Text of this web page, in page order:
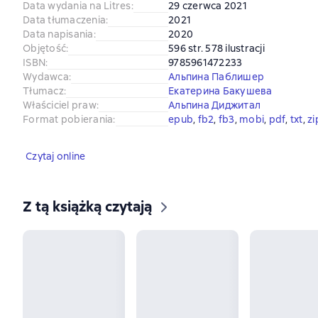
Data wydania na Litres:
29 czerwca 2021
Data tłumaczenia:
2021
Data napisania:
2020
Objętość:
596 str. 578 ilustracji
ISBN:
9785961472233
Wydawca:
Альпина Паблишер
Tłumacz:
Екатерина Бакушева
Właściciel praw:
Альпина Диджитал
Format pobierania: epub, fb2, fb3, mobi, pdf, txt,
Czytaj online
Z tą książką czytają